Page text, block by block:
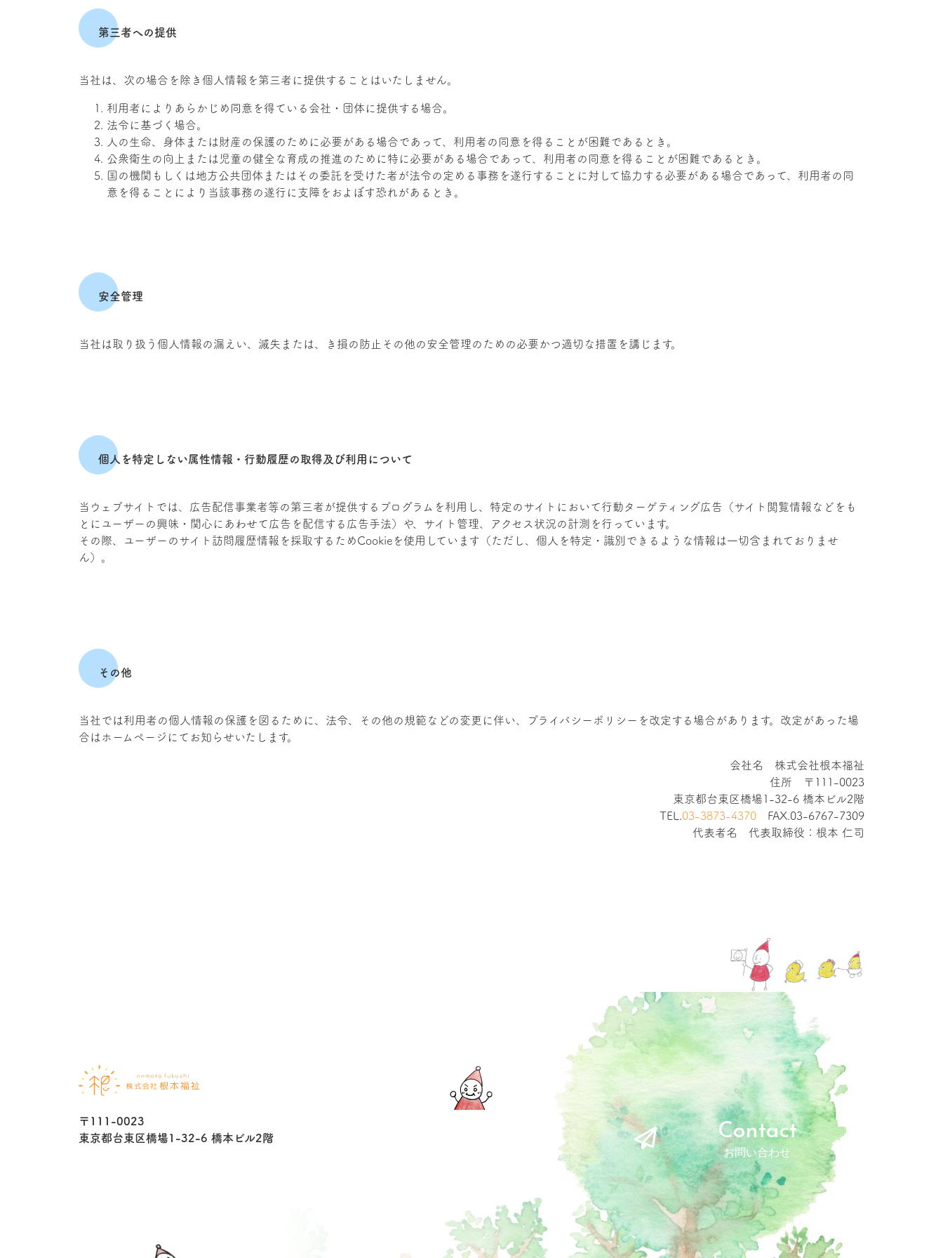
第三者への提供
当社は、次の場合を除き個人情報を第三者に提供することはいたしません。
利用者によりあらかじめ同意を得ている会社・団体に提供する場合。
法令に基づく場合。
人の生命、身体または財産の保護のために必要がある場合であって、利用者の同意を得ることが困難であるとき。
公衆衛生の向上または児童の健全な育成の推進のために特に必要がある場合であって、利用者の同意を得ることが困難であるとき。
国の機関もしくは地方公共団体またはその委託を受けた者が法令の定める事務を遂行することに対して協力する必要がある場合であって、利用者の同
意を得ることにより当該事務の遂行に支障をおよぼす恐れがあるとき。
安全管理
当社は取り扱う個人情報の漏えい、滅失または、き損の防止その他の安全管理のための必要かつ適切な措置を講じます。
個人を特定しない属性情報・行動履歴の取得及び利用について
当ウェブサイトでは、広告配信事業者等の第三者が提供するプログラムを利用し、特定のサイトにおいて行動ターゲティング広告（サイト閲覧情報などをも
とにユーザーの興味・関心にあわせて広告を配信する広告手法）や、サイト管理、アクセス状況の計測を行っています。
その際、ユーザーのサイト訪問履歴情報を採取するためCookieを使用しています（ただし、個人を特定・識別できるような情報は一切含まれておりませ
ん）。
その他
当社では利用者の個人情報の保護を図るために、法令、その他の規範などの変更に伴い、プライバシーポリシーを改定する場合があります。改定があった場
合はホームページにてお知らせいたします。
会社名 株式会社根本福祉
住所 〒111-0023
東京都台東区橋場1-32-6 橋本ビル2階
TEL. 03-3873-4370 FAX.03-6767-7309
代表者名 代表取締役：根本 仁司
〒111-0023
東京都台東区橋場1-32-6 橋本ビル2階
Contact
お問い合わせ